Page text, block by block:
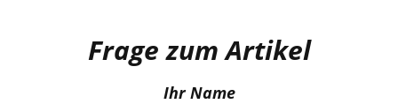
Frage zum Artikel
Ihr Name